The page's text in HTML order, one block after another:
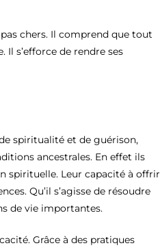
chers. Il comprend que tout
Il s’efforce de rendre ses
spiritualité et de guérison,
ancestrales. En effet ils
spirituelle. Leur capacité à offrir
Qu’il s’agisse de résoudre
de vie importantes.
Grâce à des pratiques